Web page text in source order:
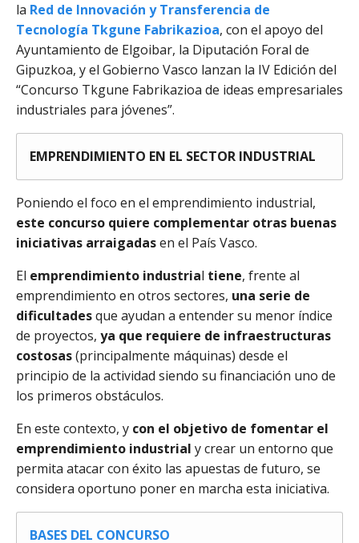
la Red de Innovación y Transferencia de
Tecnología Tkgune Fabrikazioa, con el apoyo del
Ayuntamiento de Elgoibar, la Diputación Foral de
Gipuzkoa, y el Gobierno Vasco lanzan la IV Edición del
“Concurso Tkgune Fabrikazioa de ideas empresariales
industriales para jóvenes”.
EMPRENDIMIENTO EN EL SECTOR INDUSTRIAL
Poniendo el foco en el emprendimiento industrial,
este concurso quiere complementar otras buenas
iniciativas arraigadasen el País Vasco.
El emprendimiento industrial tiene, frente al
emprendimiento en otros sectores, una serie de
dificultadesque ayudan a entender su menor índice
de proyectos, ya que requiere de infraestructuras
costosas(principalmente máquinas) desde el
principio de la actividad siendo su financiación uno de
los primeros obstáculos.
En este contexto, y con el objetivo de fomentar el
emprendimiento industrial y crear un entorno que
permita atacar con éxito las apuestas de futuro, se
considera oportuno poner en marcha esta iniciativa.
BASES DEL CONCURSO